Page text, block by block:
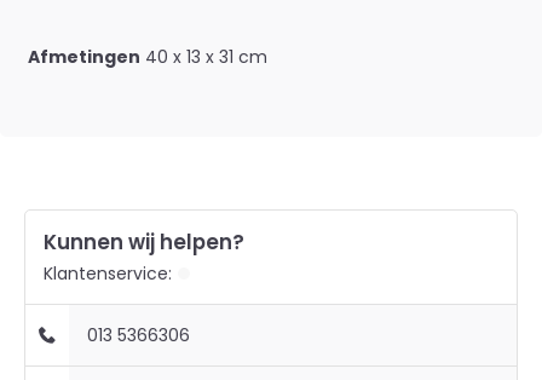
Afmetingen 40 x 13 x 31 cm
Kunnen wij helpen?
Klantenservice:
013 5366306